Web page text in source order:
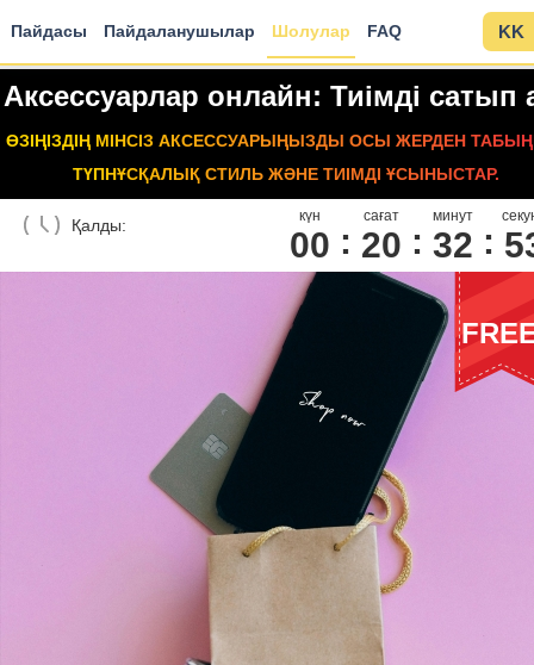
Пайдасы Пайдаланушылар Шолулар FAQ KK
Аксессуарлар онлайн: Тиімді сатып
ӨЗІҢІЗДІҢ МІНСІЗ АКСЕССУАРЫҢЫЗДЫ ОСЫ ЖЕРДЕН
ТҮПНҰСҚАЛЫҚ СТИЛЬ ЖӘНЕ ТИІМДІ ҰСЫНЫСТАР.
Қалды: күн
00
сағат
20
минут
32 5